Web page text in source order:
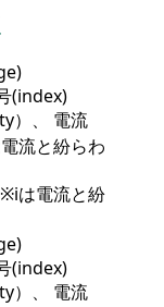
(index)
）、 電流
流と紛らわ
は電流と紛
(index)
）、 電流